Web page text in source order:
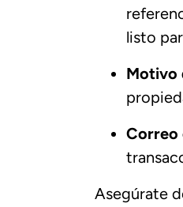
listo
Motivo
Correo
Asegúrate